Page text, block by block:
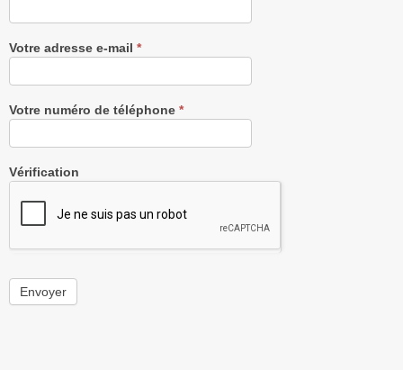
Votre adresse e-mail *
Votre numéro de téléphone *
Vérification
Envoyer